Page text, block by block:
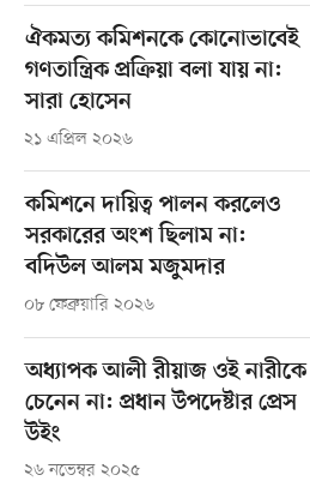
ঐকমত্য কমিশনকে কোনোভাবেই
গণতান্ত্রিক প্রক্রিয়া বলা যায় না:
সারা হোসেন
২১ এপ্রিল ২০২৬
কমিশনে দায়িত্ব পালন করলেও
সরকারের অংশ ছিলাম না:
বদিউল আলম মজুমদার
০৮ ফেব্রুয়ারি ২০২৬
অধ্যাপক আলী রীয়াজ ওই নারীকে
চেনেন না: প্রধান উপদেষ্টার প্রেস
উইং
২৬ নভেম্বর ২০২৫